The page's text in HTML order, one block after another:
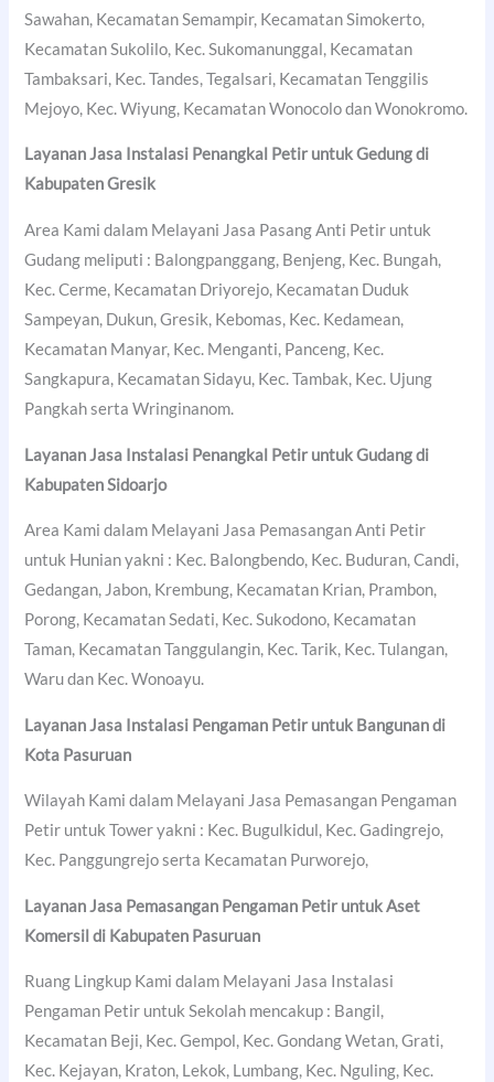
Sawahan, Kecamatan Semampir, Kecamatan Simokerto,
Kecamatan Sukolilo, Kec. Sukomanunggal, Kecamatan
Tambaksari, Kec. Tandes, Tegalsari, Kecamatan Tenggilis
Mejoyo, Kec. Wiyung, Kecamatan Wonocolo dan Wonokromo.
Layanan Jasa Instalasi Penangkal Petir untuk Gedung di
Kabupaten Gresik
Area Kami dalam Melayani Jasa Pasang Anti Petir untuk
Gudang meliputi : Balongpanggang, Benjeng, Kec. Bungah,
Kec. Cerme, Kecamatan Driyorejo, Kecamatan Duduk
Sampeyan, Dukun, Gresik, Kebomas, Kec. Kedamean,
Kecamatan Manyar, Kec. Menganti, Panceng, Kec.
Sangkapura, Kecamatan Sidayu, Kec. Tambak, Kec. Ujung
Pangkah serta Wringinanom.
Layanan Jasa Instalasi Penangkal Petir untuk Gudang di
Kabupaten Sidoarjo
Area Kami dalam Melayani Jasa Pemasangan Anti Petir
untuk Hunian yakni : Kec. Balongbendo, Kec. Buduran, Candi,
Gedangan, Jabon, Krembung, Kecamatan Krian, Prambon,
Porong, Kecamatan Sedati, Kec. Sukodono, Kecamatan
Taman, Kecamatan Tanggulangin, Kec. Tarik, Kec. Tulangan,
Waru dan Kec. Wonoayu.
Layanan Jasa Instalasi Pengaman Petir untuk Bangunan di
Kota Pasuruan
Wilayah Kami dalam Melayani Jasa Pemasangan Pengaman
Petir untuk Tower yakni : Kec. Bugulkidul, Kec. Gadingrejo,
Kec. Panggungrejo serta Kecamatan Purworejo,
Layanan Jasa Pemasangan Pengaman Petir untuk Aset
Komersil di Kabupaten Pasuruan
Ruang Lingkup Kami dalam Melayani Jasa Instalasi
Pengaman Petir untuk Sekolah mencakup : Bangil,
Kecamatan Beji, Kec. Gempol, Kec. Gondang Wetan, Grati,
Kec. Kejayan, Kraton, Lekok, Lumbang, Kec. Nguling, Kec.